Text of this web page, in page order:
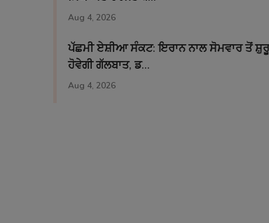
Aug 4, 2026
ਪੱਛਮੀ ਏਸ਼ੀਆ ਸੰਕਟ: ਇਰਾਨ ਨਾਲ ਸੋਮਵਾਰ ਤੋਂ ਸ਼ੁਰੂ
ਹੋਵੇਗੀ ਗੱਲਬਾਤ, ਡ...
Aug 4, 2026